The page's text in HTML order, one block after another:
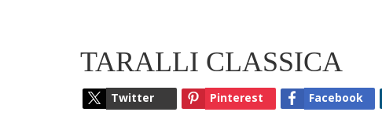
TARALLI CLASSICA
Twitter Pinterest Facebook